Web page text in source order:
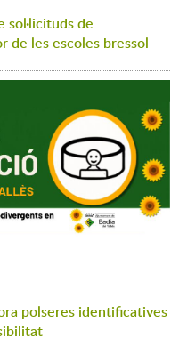
de
de les escoles bressol
polseres identificatives